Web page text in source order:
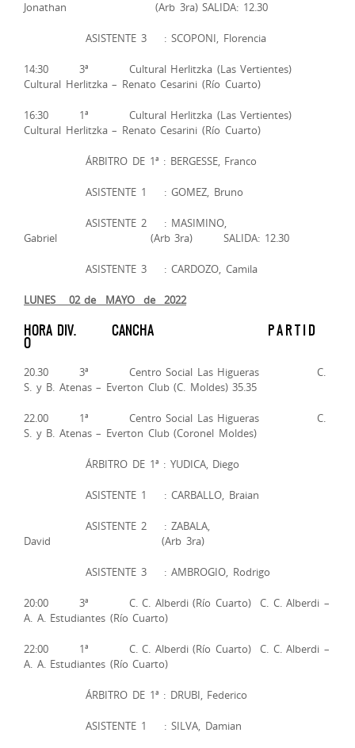
Jonathan (Arb 3ra) SALIDA: 12.30
ASISTENTE 3 : SCOPONI, Florencia
14:30 3ª Cultural Herlitzka (Las Vertientes)
Cultural Herlitzka – Renato Cesarini (Río Cuarto)
16:30 1ª Cultural Herlitzka (Las Vertientes)
Cultural Herlitzka – Renato Cesarini (Río Cuarto)
ÁRBITRO DE 1ª : BERGESSE, Franco
ASISTENTE 1 : GOMEZ, Bruno
ASISTENTE 2 : MASIMINO,
Gabriel (Arb 3ra) SALIDA: 12.30
ASISTENTE 3 : CARDOZO, Camila
LUNES 02 de MAYO de 2022
HORA DIV. CANCHA P A R T I D
O
20.30 3ª Centro Social Las Higueras C.
S. y B. Atenas – Everton Club (C. Moldes) 35.35
22.00 1ª Centro Social Las Higueras C.
S. y B. Atenas – Everton Club (Coronel Moldes)
ÁRBITRO DE 1ª : YUDICA, Diego
ASISTENTE 1 : CARBALLO, Braian
ASISTENTE 2 : ZABALA,
David (Arb 3ra)
ASISTENTE 3 : AMBROGIO, Rodrigo
20:00 3ª C. C. Alberdi (Río Cuarto) C. C. Alberdi –
A. A. Estudiantes (Río Cuarto)
22:00 1ª C. C. Alberdi (Río Cuarto) C. C. Alberdi –
A. A. Estudiantes (Río Cuarto)
ÁRBITRO DE 1ª : DRUBI, Federico
ASISTENTE 1 : SILVA, Damian